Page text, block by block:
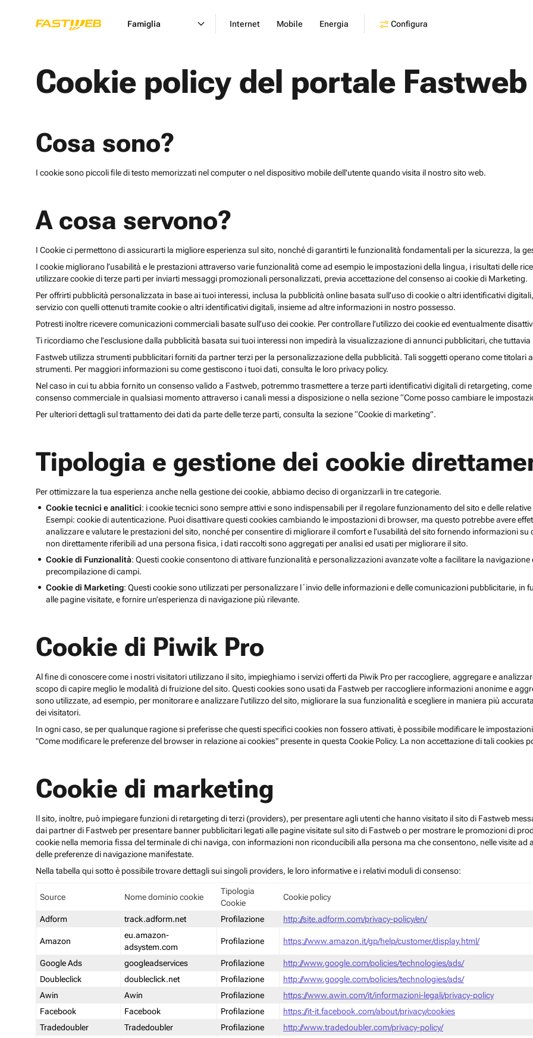
Famiglia Internet Mobile Energia Configura
Cookie policy del portale Fastweb
Cosa sono?
I cookie sono piccoli file di testo memorizzati nel computer o nel dispositivo mobile dell'utente quando visita il nostro sito web.
A cosa servono?
I Cookie ci permettono di assicurarti la migliore esperienza sul sito, nonché di garantirti le funzionalità fondamentali per la sicurezza, la
I cookie migliorano l’usabilità e le prestazioni attraverso varie funzionalità come ad esempio le impostazioni della lingua, i risultati delle
utilizzare cookie di terze parti per inviarti messaggi promozionali personalizzati, previa accettazione del consenso ai cookie di Marketing.
Per offrirti pubblicità personalizzata in base ai tuoi interessi, inclusa la pubblicità online basata sull’uso di cookie o altri identificativi
servizio con quelli ottenuti tramite cookie o altri identificativi digitali, insieme ad altre informazioni in nostro possesso.
Potresti inoltre ricevere comunicazioni commerciali basate sull’uso dei cookie. Per controllare l’utilizzo dei cookie ed eventualmente
Ti ricordiamo che l’esclusione dalla pubblicità basata sui tuoi interessi non impedirà la visualizzazione di annunci pubblicitari, che
Fastweb utilizza strumenti pubblicitari forniti da partner terzi per la personalizzazione della pubblicità. Tali soggetti operano come
strumenti. Per maggiori informazioni su come gestiscono i tuoi dati, consulta le loro privacy policy.
Nel caso in cui tu abbia fornito un consenso valido a Fastweb, potremmo trasmettere a terze parti identificativi digitali di retargeting,
consenso commerciale in qualsiasi momento attraverso i canali messi a disposizione o nella sezione “Come posso cambiare le
Per ulteriori dettagli sul trattamento dei dati da parte delle terze parti, consulta la sezione “Cookie di marketing”.
Tipologia e gestione dei cookie
Per ottimizzare la tua esperienza anche nella gestione dei cookie, abbiamo deciso di organizzarli in tre categorie.
Cookie tecnici e analitici: i cookie tecnici sono sempre attivi e sono indispensabili per il regolare funzionamento del sito e delle
Esempi: cookie di autenticazione. Puoi disattivare questi cookies cambiando le impostazioni di browser, ma questo potrebbe avere
analizzare e valutare le prestazioni del sito, nonché per consentire di migliorare il comfort e l’usabilità del sito fornendo informazioni
non direttamente riferibili ad una persona fisica, i dati raccolti sono aggregati per analisi ed usati per migliorare il sito.
Cookie di Funzionalità: Questi cookie consentono di attivare funzionalità e personalizzazioni avanzate volte a facilitare la
precompilazione di campi.
Cookie di Marketing: Questi cookie sono utilizzati per personalizzare l´invio delle informazioni e delle comunicazioni pubblicitarie, in
alle pagine visitate, e fornire un’esperienza di navigazione più rilevante.
Cookie di Piwik Pro
Al fine di conoscere come i nostri visitatori utilizzano il sito, impieghiamo i servizi offerti da Piwik Pro per raccogliere, aggregare e
scopo di capire meglio le modalità di fruizione del sito. Questi cookies sono usati da Fastweb per raccogliere informazioni anonime e
sono utilizzate, ad esempio, per monitorare e analizzare l'utilizzo del sito, migliorare la sua funzionalità e scegliere in maniera più
dei visitatori.
In ogni caso, se per qualunque ragione si preferisse che questi specifici cookies non fossero attivati, è possibile modificare le
"Come modificare le preferenze del browser in relazione ai cookies" presente in questa Cookie Policy. La non accettazione di tali cookies
Cookie di marketing
Il sito, inoltre, può impiegare funzioni di retargeting di terzi (providers), per presentare agli utenti che hanno visitato il sito di Fastweb
dai partner di Fastweb per presentare banner pubblicitari legati alle pagine visitate sul sito di Fastweb o per mostrare le promozioni di
cookie nella memoria fissa del terminale di chi naviga, con informazioni non riconducibili alla persona ma che consentono, nelle visite
delle preferenze di navigazione manifestate.
Nella tabella qui sotto è possibile trovare dettagli sui singoli providers, le loro informative e i relativi moduli di consenso:
Source Nome dominio cookie
Tipologia
Cookie
Cookie policy
Adform track.adform.net Profilazione http://site.adform.com/privacy-policy/en/
Amazon
eu.amazon-
adsystem.com
Profilazione https://www.amazon.it/gp/help/customer/display.html/
Google Ads googleadservices Profilazione
http://www.google.com/policies/technologies/ads/
Doubleclick
doubleclick.net Profilazione
http://www.google.com/policies/technologies/ads/
Awin
Awin Profilazione
https://www.awin.com/it/informazioni-legali/privacy-policy
Facebook
Facebook Profilazione
https://it-it.facebook.com/about/privacy/cookies
Tradedoubler
Tradedoubler Profilazione
http://www.tradedoubler.com/privacy-policy/